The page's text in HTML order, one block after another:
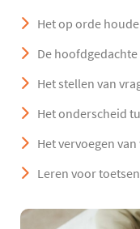
Het op orde
De
Het stellen van
Het onderscheid
Het vervoegen
Leren voor